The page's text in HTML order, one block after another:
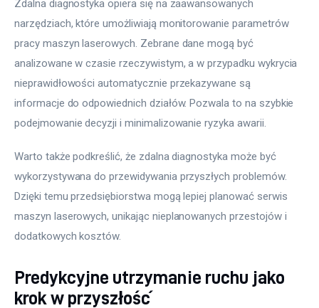
Zdalna diagnostyka opiera się na zaawansowanych
narzędziach, które umożliwiają monitorowanie parametrów
pracy maszyn laserowych. Zebrane dane mogą być
analizowane w czasie rzeczywistym, a w przypadku wykrycia
nieprawidłowości automatycznie przekazywane są
informacje do odpowiednich działów. Pozwala to na szybkie
podejmowanie decyzji i minimalizowanie ryzyka awarii.
Warto także podkreślić, że zdalna diagnostyka może być
wykorzystywana do przewidywania przyszłych problemów.
Dzięki temu przedsiębiorstwa mogą lepiej planować serwis
maszyn laserowych, unikając nieplanowanych przestojów i
dodatkowych kosztów.
Predykcyjne utrzymanie ruchu jako
krok w przyszłość